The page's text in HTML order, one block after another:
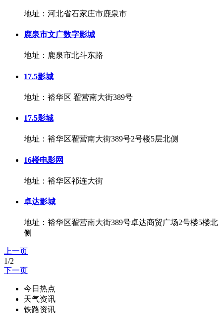
地址：河北省石家庄市鹿泉市
鹿泉市文广数字影城
地址：鹿泉市北斗东路
17.5影城
地址：裕华区 翟营南大街389号
17.5影城
地址：裕华区翟营南大街389号2号楼5层北侧
16楼电影网
地址：裕华区祁连大街
卓达影城
地址：裕华区翟营南大街389号卓达商贸广场2号楼5楼北
侧
上一页
1/2
下一页
今日热点
天气资讯
铁路资讯